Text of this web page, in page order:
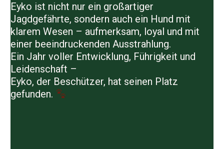
Eyko ist nicht nur ein großartiger
Jagdgefährte, sondern auch ein Hund mit
klarem Wesen – aufmerksam, loyal und mit
einer beeindruckenden Ausstrahlung.
Ein Jahr voller Entwicklung, Führigkeit und
Leidenschaft –
Eyko, der Beschützer, hat seinen Platz
gefunden.